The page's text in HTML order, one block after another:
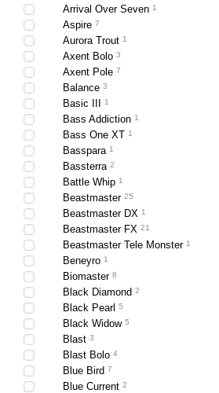
Arrival Over Seven 1
Aspire 7
Aurora Trout 1
Axent Bolo 3
Axent Pole 7
Balance 3
Basic III 1
Bass Addiction 1
Bass One XT 1
Basspara 1
Bassterra 2
Battle Whip 1
Beastmaster 25
Beastmaster DX 1
Beastmaster FX 21
Beastmaster Tele Monster 1
Beneyro 1
Biomaster 8
Black Diamond 2
Black Pearl 5
Black Widow 5
Blast 3
Blast Bolo 4
Blue Bird 7
Blue Current 2